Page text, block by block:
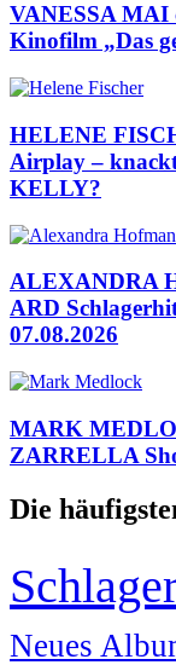
VANESSA MAI
Kinofilm „Das
HELENE
Airplay –
KELLY?
ALEXANDRA
ARD
07.08.2026
MARK
ZARRELLA
Die
Neues